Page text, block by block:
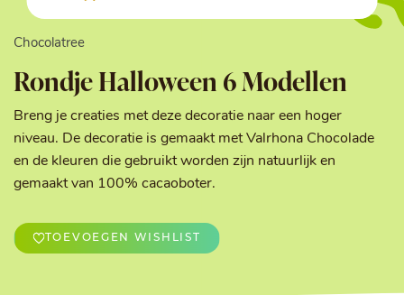
Chocolatree
Rondje Halloween 6 Modellen
Breng je creaties met deze decoratie naar een hoger
niveau. De decoratie is gemaakt met Valrhona Chocolade
en de kleuren die gebruikt worden zijn natuurlijk en
gemaakt van 100% cacaoboter.
TOEVOEGEN WISHLIST